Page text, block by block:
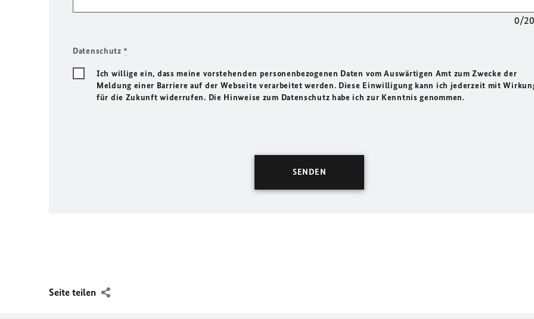
0/
Datenschutz*
Ich willige ein, dass meine vorstehenden personenbezogenen Daten vom Auswärtigen Amt zum Zwecke der
Meldung einer Barriere auf der Webseite verarbeitet werden. Diese Einwilligung kann ich jederzeit mit
für die Zukunft widerrufen. Die Hinweise zum Datenschutz habe ich zur Kenntnis genommen.
Seite teilen